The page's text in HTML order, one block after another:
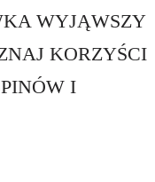
WYJĄWSZY
KORZYŚCI
I